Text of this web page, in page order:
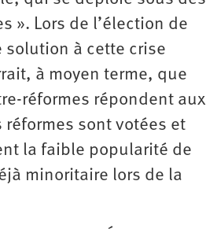
». Lors de l’élection de
solution à cette crise
à moyen terme, que
réformes répondent aux
sont votées et
la faible popularité de
minoritaire lors de la